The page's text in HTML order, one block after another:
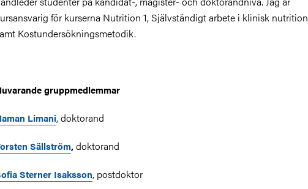
för kurserna Nutrition 1, Självständigt arbete i klinisk nutrition
Kostundersökningsmetodik.
gruppmedlemmar
Limani, doktorand
Sällström,doktorand
Sterner Isaksson, postdoktor